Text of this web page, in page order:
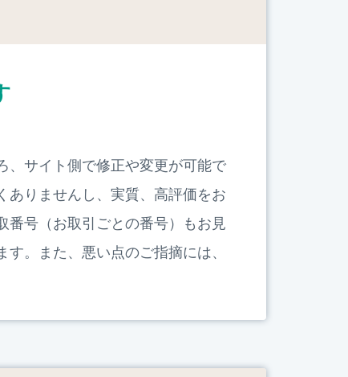
、サイト側で修正や変更が可能で
ありませんし、実質、高評価をお
番号（お取引ごとの番号）もお見
。また、悪い点のご指摘には、